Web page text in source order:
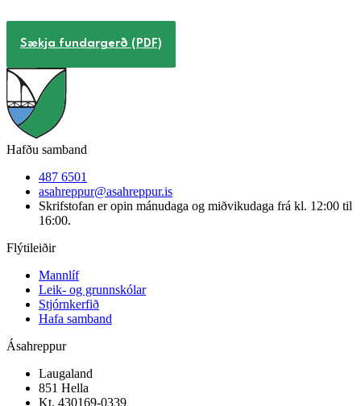
Sækja fundargerð (PDF)
Hafðu samband
487 6501
asahreppur@asahreppur.is
Skrifstofan er opin mánudaga og miðvikudaga frá kl. 12:00 til
16:00.
Flýtileiðir
Mannlíf
Leik- og grunnskólar
Stjórnkerfið
Hafa samband
Ásahreppur
Laugaland
851 Hella
Kt. 430169-0339